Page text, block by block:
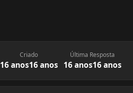
Criado
16 anos16 anos
Última Resposta
16 anos16 anos